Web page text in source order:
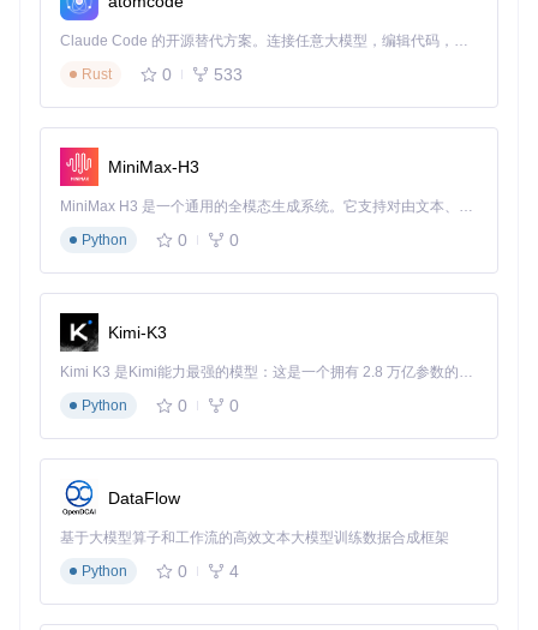
交互式体验
浸感。
开放源代码：项目完全开源，方便其他开发者参与贡献和学
化。
想要体验这款集美观与实用性于一体的神奇宝贝百科全书吗？
赶紧下载 Flutter_Pokedex，开始您的神奇宝贝冒险之旅吧！
Claude Code 的开源替代方案。连接任意大模型，编辑代码，运行命令，自动验证 — 全自动执行。用 Rust 构建，极致性能。 ｜ An open-source alternative to Claude Code. Connect any LLM, edit code, run commands, and verify changes — autonomously. Built in Rust for speed. Get Started
Rust
0 533
MiniMax-H3
MiniMax H3 是一个通用的全模态生成系统。它支持对由文本、图像、视频和音频组成的多模态上下文进行统一理解，并能生成分辨率高达 2K、时长可达 15 秒的带原生立体声音频的视频。得益于面向任务泛化的系统设计，H3 在预训练阶段就已具备广泛的多模态上下文理解与生成能力，能够出色地执行复杂的多模态指令。
Python
0 0
Kimi-K3
Kimi K3 是Kimi能力最强的模型：这是一个拥有 2.8 万亿参数的混合专家（MoE）模型，具备原生视觉理解能力，并支持 100 万 token 的上下文窗口。
Python
0 0
DataFlow
基于大模型算子和工作流的高效文本大模型训练数据合成框架
Python
0 4